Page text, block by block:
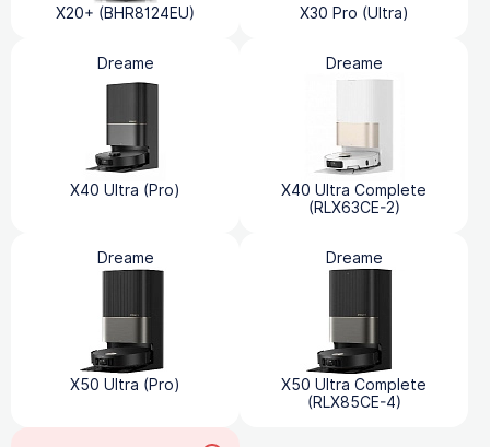
X20+ (BHR8124EU) X30 Pro (Ultra)
Dreame
X40 Ultra (Pro)
Dreame
X40 Ultra Complete
(RLX63CE-2)
Dreame
X50 Ultra (Pro)
Dreame
X50 Ultra Complete
(RLX85CE-4)